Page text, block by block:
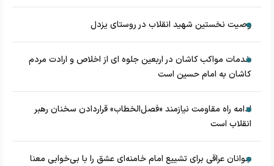
وصیت نخستین شهید انقلاب در روستای یزدل
خدمات مواکب کاشان در اربعین جلوه ای از اخلاص و ارادت مردم
کاشان به امام حسین است
ادامه راه مقاومت نیازمند «فصل‌الخطاب» قراردادن سخنان رهبر
انقلاب است
جوانان عراقی برای تشییع امام خامنه‌ای عشق را با بی‌خوابی معنا